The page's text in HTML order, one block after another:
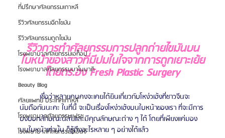
ที่ปรึกษาศัลยกรรมเกาหลี
รีวิวศัลยกรรมฉีดไขมัน
รีวิวศัลยกรรมดูดไขมัน
โรงพยาบาลศัลยกรรมเอท็อป
โรงพยาบาลศัลยกรรมบาโนบากิ
Beauty Blog
ศัลยแพทย์ ประเทศเกาหลี
โรงพยาบาลศัลยกรรมเฟรช
โรงพยาบาลศัลยกรรมจีเอ็นจี
รีวิวการทำศัลยกรรมการปลูกถ่ายไขมันบน
ใบหน้าของสาวที่มีปมในใจจากการถูกเยาะเย้ย
โดยดร.ฮง Fresh Plastic Surgery
	เชื่อว่าหลายคนคงจะเคยได้ยินเกี่ยวกับโหง่วเฮ้งที่ชาวจีนจะ
นับถือกันนะคะ ในที่นี้ จะเป็นเรื่องโหง่วเฮ้งบนใบหน้าของเรา ที่จะมีการ
บ่งบอกลักษณะนิสัยและมีคุณลักษณะต่าง ๆ ได้ โดยที่เพียงแค่มอง
บนใบหน้าเท่านั้น ก็รู้ถึงอะไรหลาย ๆ อย่างได้แล้ว